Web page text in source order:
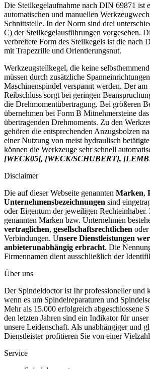
Die Steilkegelaufnahme nach DIN 69871 ist
automatischen und manuellen
Schnittstelle. In der Norm sind drei
C) der Steilkegelausführungen vorgesehen.
verbreitete Form des Steilkegels ist die nach
mit Trapezrille und Orientierungsnut.
Werkzeugsteilkegel, die keine
müssen durch zusätzliche
Maschinenspindel verspannt werden. Der am
Reibschluss sorgt bei geringen
die Drehmomentübertragung. Bei größeren
übernehmen bei Form B Mitnehmersteine
übertragenden Drehmoments. Zu den
gehören die entsprechenden Anzugsbolzen
einer Nutzung von meist hydraulisch
können die Werkzeuge sehr schnell
[WECK05], [WECK/SCHUBERT],
Disclaimer
Die auf dieser Webseite genannten Marken,
Unternehmensbezeichnungen sind
oder Eigentum der jeweiligen Rechteinhaber.
genannten Marken bzw. Unternehmen
vertraglichen, gesellschaftsrechtlichen
Verbindungen. Unsere Dienstleistungen
anbieterunabhängig erbracht. Die
Firmennamen dient ausschließlich der
Über uns
Der Spindeldoctor ist Ihr professioneller und
wenn es um Spindelreparaturen und
Mehr als 15.000 erfolgreich abgeschlossene
den letzten Jahren sind ein Indikator für
unsere Leidenschaft. Als unabhängiger und
Dienstleister profitieren Sie von einer
Service